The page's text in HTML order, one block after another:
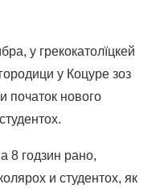
у грекокатолїцкей
у Коцуре зоз
початок нового
8 годзин рано,
и студентох, як